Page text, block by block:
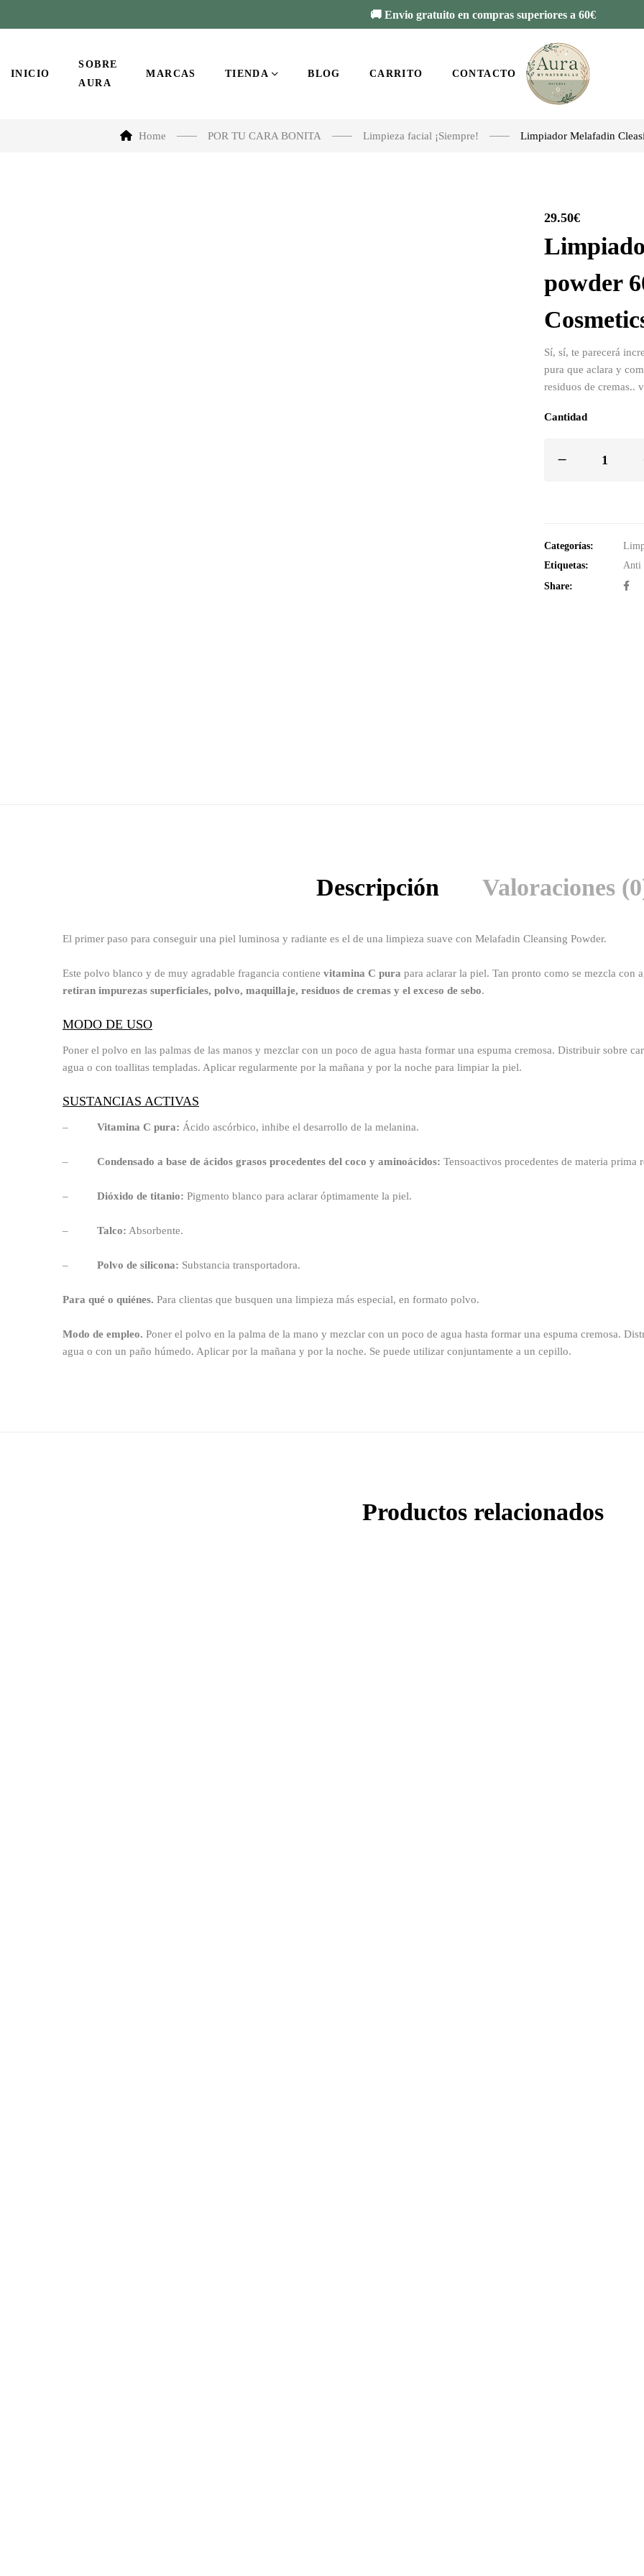
🚚 Envio gratuito en compras superiores a 60€
INICIO
SOBRE
AURA
MARCAS TIENDA BLOG CARRITO CONTACTO
Home POR TU CARA BONITA Limpieza facial ¡Siempre! Limpiador Melafadin
29.50€
powder
Sí, sí, te parecerá
pura que aclara y
residuos de cremas..
Cantidad
Categorías:
Etiquetas:
Anti
Share:
Descripción Valoraciones
El primer paso para conseguir una piel luminosa y radiante es el de una limpieza suave con Melafadin Cleansing Powder.
Este polvo blanco y de muy agradable fragancia contiene vitamina C pura para aclarar la piel. Tan pronto como se mezcla con
retiran impurezas superficiales, polvo, maquillaje, residuos de cremas y el exceso de sebo.
MODO DE USO
Poner el polvo en las palmas de las manos y mezclar con un poco de agua hasta formar una espuma cremosa. Distribuir sobre
agua o con toallitas templadas. Aplicar regularmente por la mañana y por la noche para limpiar la piel.
SUSTANCIAS ACTIVAS
– Vitamina C pura: Ácido ascórbico, inhibe el desarrollo de la melanina.
– Condensado a base de ácidos grasos procedentes del coco y aminoácidos: Tensoactivos procedentes de materia prima
– Dióxido de titanio: Pigmento blanco para aclarar óptimamente la piel.
– Talco: Absorbente.
– Polvo de silicona: Substancia transportadora.
Para qué o quiénes. Para clientas que busquen una limpieza más especial, en formato polvo.
Modo de empleo. Poner el polvo en la palma de la mano y mezclar con un poco de agua hasta formar una espuma cremosa.
agua o con un paño húmedo. Aplicar por la mañana y por la noche. Se puede utilizar conjuntamente a un cepillo.
Productos relacionados